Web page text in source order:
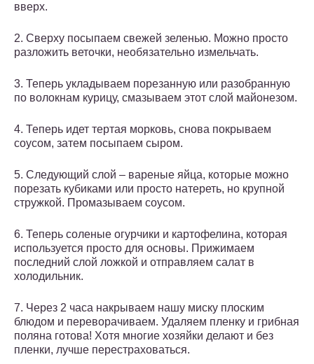
вверх.
2. Сверху посыпаем свежей зеленью. Можно просто
разложить веточки, необязательно измельчать.
3. Теперь укладываем порезанную или разобранную
по волокнам курицу, смазываем этот слой майонезом.
4. Теперь идет тертая морковь, снова покрываем
соусом, затем посыпаем сыром.
5. Следующий слой – вареные яйца, которые можно
порезать кубиками или просто натереть, но крупной
стружкой. Промазываем соусом.
6. Теперь соленые огурчики и картофелина, которая
используется просто для основы. Прижимаем
последний слой ложкой и отправляем салат в
холодильник.
7. Через 2 часа накрываем нашу миску плоским
блюдом и переворачиваем. Удаляем пленку и грибная
поляна готова! Хотя многие хозяйки делают и без
пленки, лучше перестраховаться.